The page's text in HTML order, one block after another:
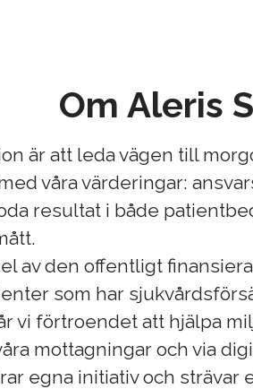
Om Aleris
är att leda vägen till
våra värderingar:
resultat i både
av den offentligt
som har
vi förtroendet att hjälpa
mottagningar och via
egna initiativ och strävar